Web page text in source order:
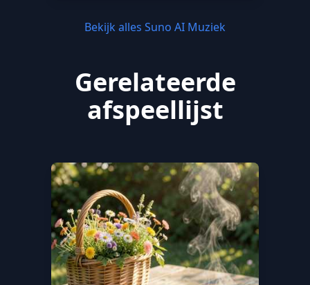
Bekijk alles Suno AI Muziek
Gerelateerde
afspeellijst